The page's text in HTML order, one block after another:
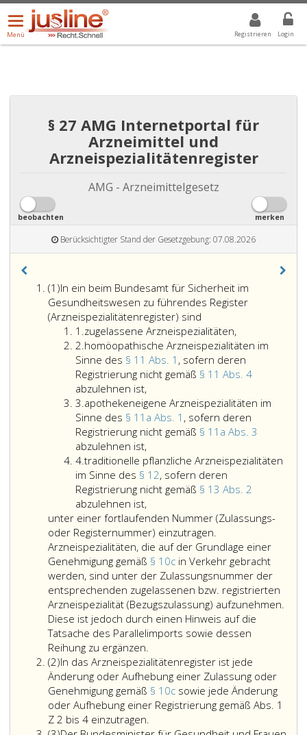
Registrieren Login
Menü
öffnen/schließen
Menü
ALLE DROPDOWN: GEWÄHLTER WERT IST ALLE
§ 27 AMG Internetportal für
Arzneimittel und
Arzneispezialitätenregister
AMG - Arzneimittelgesetz
beobachten merken
Berücksichtigter Stand der Gesetzgebung: 07.08.2026
(1)Absatz
eins
In ein beim Bundesamt für Sicherheit im
Gesundheitswesen zu führendes Register
(Arzneispezialitätenregister) sind
1.Ziffer
eins
zugelassene Arzneispezialitäten,
2.Ziffer
2
homöopathische Arzneispezialitäten im
Sinne des § 11 Abs. 1 , sofern deren
Registrierung nicht gemäß § 11 Abs. 4
abzulehnen ist,homöopathische
Arzneispezialitäten
im
Sinne
des
Paragraph
11,
Absatz
eins,,
sofern
deren
Registrierung
nicht
gemäß
Paragraph
11,
Absatz
4,
ist,
3.Ziffer
3
apothekeneigene Arzneispezialitäten im
Sinne des § 11a Abs. 1 , sofern deren
Registrierung nicht gemäß § 11a Abs. 3
abzulehnen ist,apothekeneigene
Arzneispezialitäten
im
Sinne
des
Paragraph
11
a,
Absatz
eins,,
sofern
deren
Registrierung
nicht
Paragraph
11
a,
Absatz
4.Ziffer
4
traditionelle pflanzliche Arzneispezialitäten
im Sinne des § 12, sofern deren
Registrierung nicht gemäß § 13 Abs. 2
abzulehnen ist,traditionelle
pflanzliche
Arzneispezialitäten
im
Sinne
des
Paragraph
12,,
sofern
deren
nicht
gemäß
Paragraph
13,
unter einer fortlaufenden Nummer (Zulassungs-
oder Registernummer) einzutragen.
Arzneispezialitäten, die auf der Grundlage einer
Genehmigung gemäß § 10c in Verkehr gebracht
werden, sind unter der Zulassungsnummer der
entsprechenden zugelassenen bzw. registrierten
Arzneispezialität (Bezugszulassung) aufzunehmen.
Diese ist jedoch durch einen Hinweis auf die
Tatsache des Parallelimports sowie dessen
Reihung zu ergänzen.
einer
fortlaufenden
Nummer
(Zulassungs-
(2)Absatz
2
In das Arzneispezialitätenregister ist jede
Änderung oder Aufhebung einer Zulassung oder
Genehmigung gemäß § 10c sowie jede Änderung
oder Aufhebung einer Registrierung gemäß Abs. 1
Z 2 bis 4 einzutragen.